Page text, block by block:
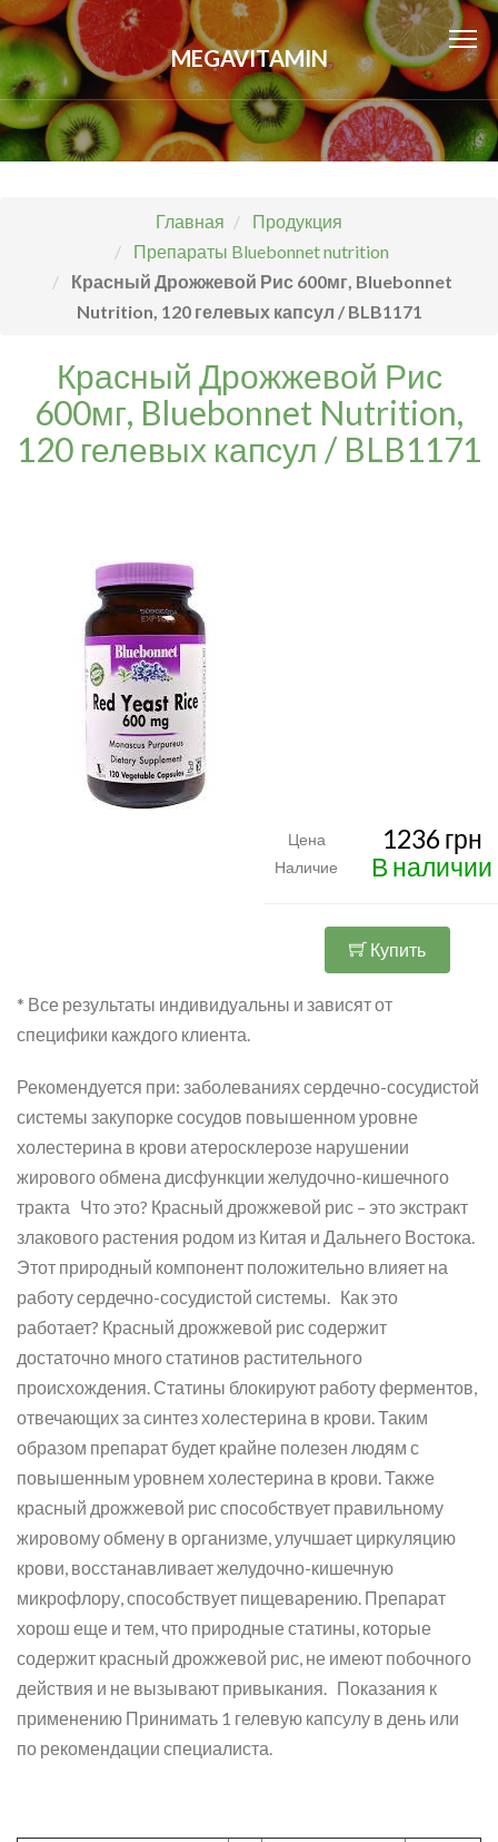
MEGAVITAMIN
Главная
Продукция
Препараты Bluebonnet nutrition
Красный Дрожжевой Рис 600мг, Bluebonnet
Nutrition, 120 гелевых капсул / BLB1171
Красный Дрожжевой Рис
600мг, Bluebonnet Nutrition,
120 гелевых капсул / BLB1171
Цена 1236 грн
Наличие В наличии
Купить
* Все результаты индивидуальны и зависят от
специфики каждого клиента.
Рекомендуется при: заболеваниях сердечно-сосудистой
системы закупорке сосудов повышенном уровне
холестерина в крови атеросклерозе нарушении
жирового обмена дисфункции желудочно-кишечного
тракта Что это? Красный дрожжевой рис – это экстракт
злакового растения родом из Китая и Дальнего Востока.
Этот природный компонент положительно влияет на
работу сердечно-сосудистой системы. Как это
работает? Красный дрожжевой рис содержит
достаточно много статинов растительного
происхождения. Статины блокируют работу ферментов,
отвечающих за синтез холестерина в крови. Таким
образом препарат будет крайне полезен людям с
повышенным уровнем холестерина в крови. Также
красный дрожжевой рис способствует правильному
жировому обмену в организме, улучшает циркуляцию
крови, восстанавливает желудочно-кишечную
микрофлору, способствует пищеварению. Препарат
хорош еще и тем, что природные статины, которые
содержит красный дрожжевой рис, не имеют побочного
действия и не вызывают привыкания. Показания к
применению Принимать 1 гелевую капсулу в день или
по рекомендации специалиста.